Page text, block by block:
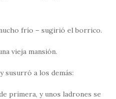
frío – sugirió el borrico.
vieja mansión.
susurró a los demás:
primera, y unos ladrones se